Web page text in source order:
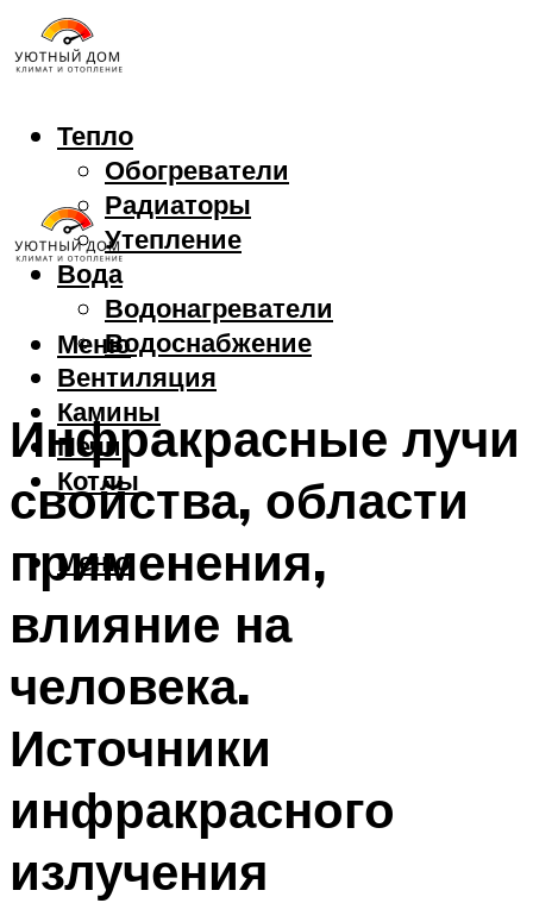
Тепло
Обогреватели
Радиаторы
Утепление
Вода
Водонагреватели
Водоснабжение
Вентиляция
Камины
Печи
Котлы
Меню
Меню
Инфракрасные лучи
свойства, области
применения,
влияние на
человека.
Источники
инфракрасного
излучения